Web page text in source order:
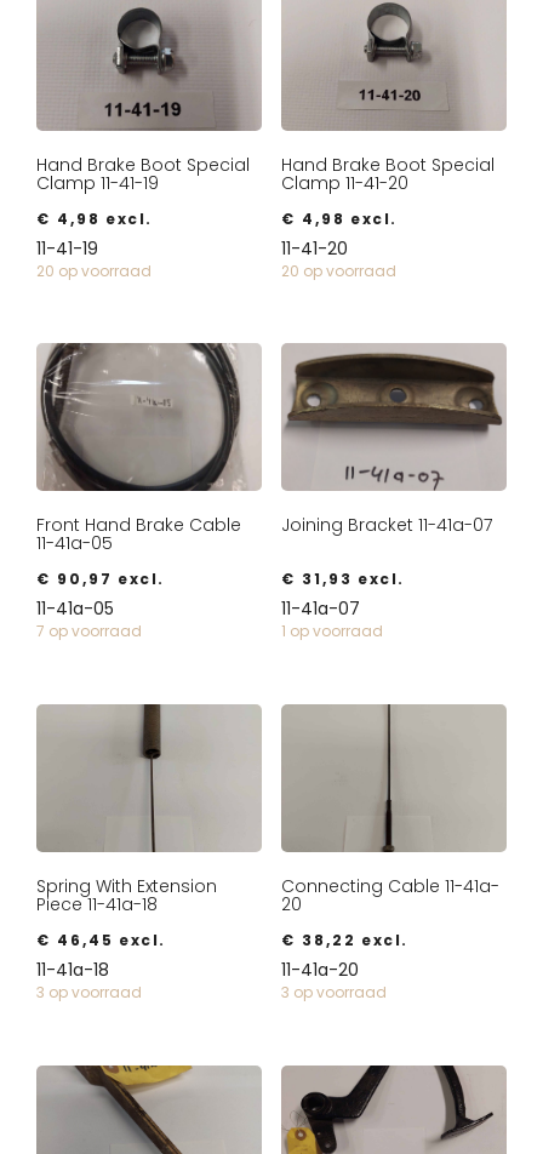
Hand Brake Boot Special
Clamp 11-41-19
€ 4,98 excl.
11-41-19
20 op voorraad
Hand Brake Boot Special
Clamp 11-41-20
€ 4,98 excl.
11-41-20
20 op voorraad
Front Hand Brake Cable
11-41a-05
€ 90,97 excl.
11-41a-05
7 op voorraad
Joining Bracket 11-41a-07
€ 31,93 excl.
11-41a-07
1 op voorraad
Spring With Extension
Piece 11-41a-18
€ 46,45 excl.
11-41a-18
3 op voorraad
Connecting Cable 11-41a-
20
€ 38,22 excl.
11-41a-20
3 op voorraad